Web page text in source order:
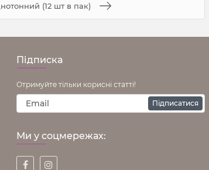
(12 шт в пак)
Підписка
Отримуйте тільки корисні статті!
Підписатися
Ми у соцмережах: